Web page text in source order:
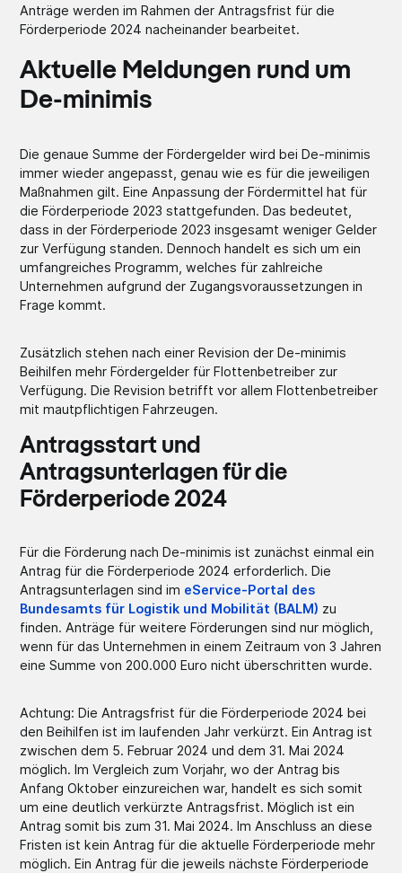
Anträge werden im Rahmen der Antragsfrist für die
Förderperiode 2024 nacheinander bearbeitet.
Aktuelle Meldungen rund um
De-minimis
Die genaue Summe der Fördergelder wird bei De-minimis
immer wieder angepasst, genau wie es für die jeweiligen
Maßnahmen gilt. Eine Anpassung der Fördermittel hat für
die Förderperiode 2023 stattgefunden. Das bedeutet,
dass in der Förderperiode 2023 insgesamt weniger Gelder
zur Verfügung standen. Dennoch handelt es sich um ein
umfangreiches Programm, welches für zahlreiche
Unternehmen aufgrund der Zugangsvoraussetzungen in
Frage kommt.
Zusätzlich stehen nach einer Revision der De-minimis
Beihilfen mehr Fördergelder für Flottenbetreiber zur
Verfügung. Die Revision betrifft vor allem Flottenbetreiber
mit mautpflichtigen Fahrzeugen.
Antragsstart und
Antragsunterlagen für die
Förderperiode 2024
Für die Förderung nach De-minimis ist zunächst einmal ein
Antrag für die Förderperiode 2024 erforderlich. Die
Antragsunterlagen sind im eService-Portal des
Bundesamts für Logistik und Mobilität (BALM) zu
finden. Anträge für weitere Förderungen sind nur möglich,
wenn für das Unternehmen in einem Zeitraum von 3 Jahren
eine Summe von 200.000 Euro nicht überschritten wurde.
Achtung: Die Antragsfrist für die Förderperiode 2024 bei
den Beihilfen ist im laufenden Jahr verkürzt. Ein Antrag ist
zwischen dem 5. Februar 2024 und dem 31. Mai 2024
möglich. Im Vergleich zum Vorjahr, wo der Antrag bis
Anfang Oktober einzureichen war, handelt es sich somit
um eine deutlich verkürzte Antragsfrist. Möglich ist ein
Antrag somit bis zum 31. Mai 2024. Im Anschluss an diese
Fristen ist kein Antrag für die aktuelle Förderperiode mehr
möglich. Ein Antrag für die jeweils nächste Förderperiode